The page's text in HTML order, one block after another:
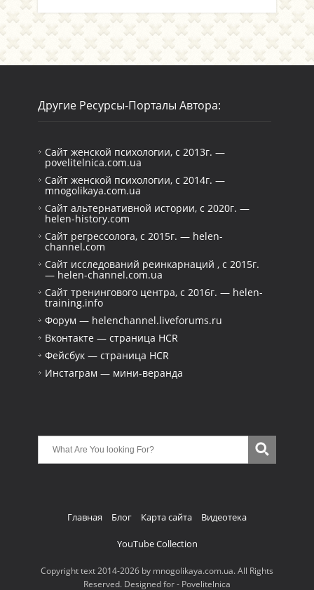
Другие Ресурсы-Порталы Автора:
Сайт женской психологии, с 2013г. —
povelitelnica.com.ua
Сайт женской психологии, с 2014г. —
mnogolikaya.com.ua
Сайт альтернативной истории, с 2020г. —
helen-history.com
Сайт регрессолога, с 2015г. — helen-
channel.com
Сайт исследований реинкарнаций , с 2015г.
— helen-channel.com.ua
Сайт тренингового центра, с 2016г. — helen-
training.info
Форум — helenchannel.liveforums.ru
Вконтакте — страница HCR
Фейсбук — страница HCR
Инстаграм — мини-веранда
Главная Блог Карта сайта Видеотека
YouTube Collection
Copyright text 2014-2026 by mnogolikaya.com.ua. All Rights
Reserved. Designed for - Povelitelnica